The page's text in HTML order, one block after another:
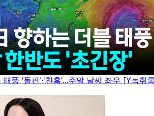
태풍 '돌핀'·'찬홈'...주말 날씨 좌우 [Y녹취